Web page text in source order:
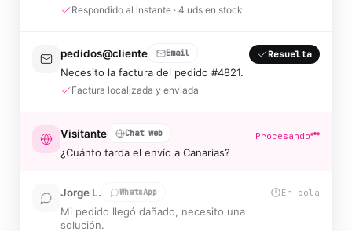
Respondido al instante · 4 uds en stock
pedidos@cliente Email
Necesito la factura del pedido #4821.
Factura localizada y enviada
Resuelta
Visitante Chat web
¿Cuánto tarda el envío a Canarias?
Resuelta
Jorge L. WhatsApp